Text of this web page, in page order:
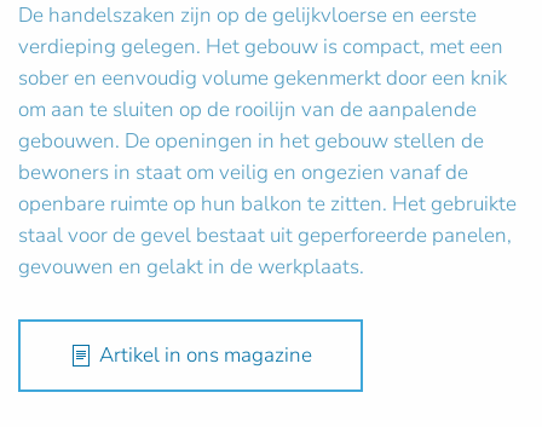
De handelszaken zijn op de gelijkvloerse en eerste
verdieping gelegen. Het gebouw is compact, met een
sober en eenvoudig volume gekenmerkt door een knik
om aan te sluiten op de rooilijn van de aanpalende
gebouwen. De openingen in het gebouw stellen de
bewoners in staat om veilig en ongezien vanaf de
openbare ruimte op hun balkon te zitten. Het gebruikte
staal voor de gevel bestaat uit geperforeerde panelen,
gevouwen en gelakt in de werkplaats.
Artikel in ons magazine